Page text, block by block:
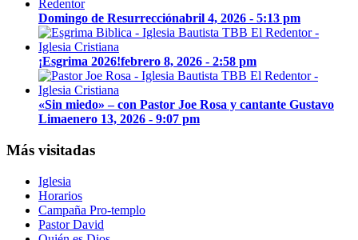
Domingo de Resurrecciónabril 4, 2026 - 5:13 pm
¡Esgrima 2026!febrero 8, 2026 - 2:58 pm
«Sin miedo» – con Pastor Joe Rosa y cantante Gustavo
Limaenero 13, 2026 - 9:07 pm
Más visitadas
Iglesia
Horarios
Campaña Pro-templo
Pastor David